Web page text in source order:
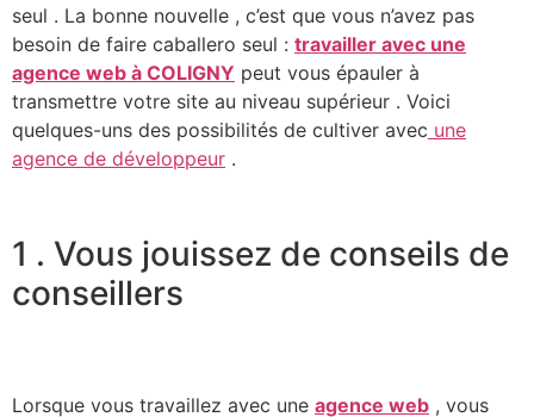
seul . La bonne nouvelle , c’est que vous n’avez pas
besoin de faire caballero seul : travailler avec une
agence web à COLIGNY peut vous épauler à
transmettre votre site au niveau supérieur . Voici
quelques-uns des possibilités de cultiver avec une
agence de développeur .
1 . Vous jouissez de conseils de
conseillers
Lorsque vous travaillez avec une agence web , vous